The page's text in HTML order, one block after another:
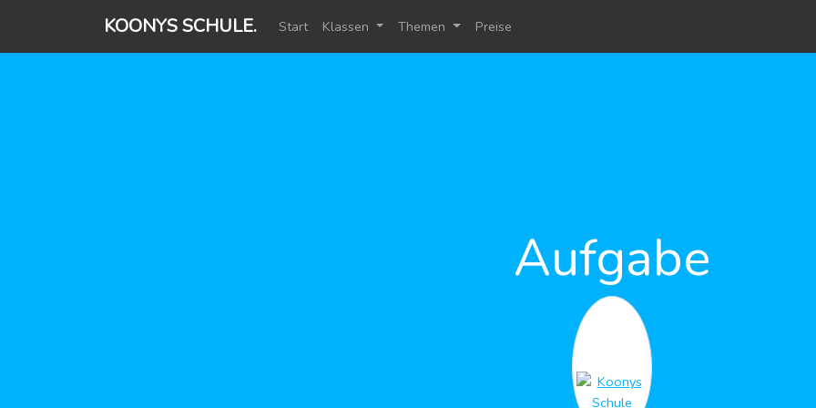
KOONYS SCHULE. Start Klassen Themen Preise
Aufgabe